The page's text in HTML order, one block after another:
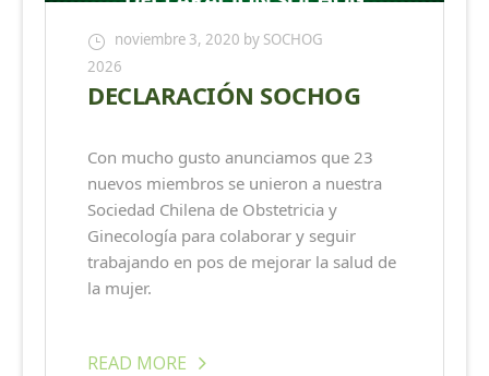
noviembre 3, 2020 by SOCHOG
2026
DECLARACIÓN SOCHOG
Con mucho gusto anunciamos que 23
nuevos miembros se unieron a nuestra
Sociedad Chilena de Obstetricia y
Ginecología para colaborar y seguir
trabajando en pos de mejorar la salud de
la mujer.
READ MORE